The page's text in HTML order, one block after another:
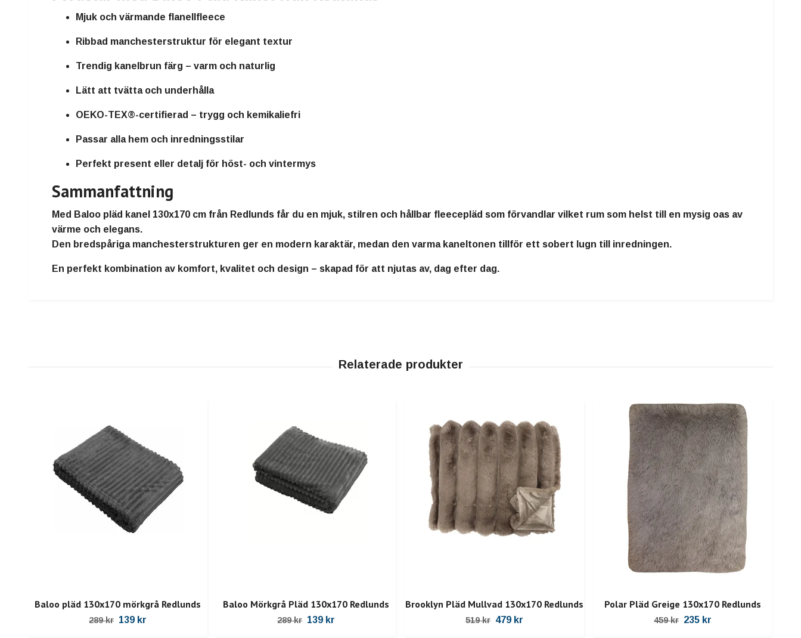
Mjuk och värmande flanellfleece
Ribbad manchesterstruktur för elegant textur
Trendig kanelbrun färg – varm och naturlig
Lätt att tvätta och underhålla
OEKO-TEX®-certifierad – trygg och kemikaliefri
Passar alla hem och inredningsstilar
Perfekt present eller detalj för höst- och vintermys
Sammanfattning
Med Baloo pläd kanel 130x170 cm från Redlunds får du en mjuk, stilren och hållbar fleecepläd som förvandlar vilket rum som helst till en mysig oas av
värme och elegans.
Den bredspåriga manchesterstrukturen ger en modern karaktär, medan den varma kaneltonen tillför ett sobert lugn till inredningen.
En perfekt kombination av komfort, kvalitet och design – skapad för att njutas av, dag efter dag.
Baloo pläd 130x170 mörkgrå Redlunds
289 kr 139 kr
Baloo Mörkgrå Pläd 130x170 Redlunds
289 kr 139 kr
Brooklyn Pläd Mullvad 130x170 Redlunds
519 kr 479 kr
Polar Pläd Greige 130x170 Redlunds
459 kr 235 kr